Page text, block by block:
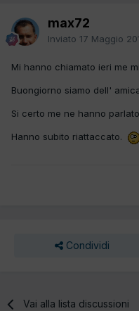
max72
Inviato 17 Maggio
Mi hanno chiamato ieri me
Buongiorno siamo dell'
Si certo me ne hanno
Hanno subito riattaccato.
Condividi
Vai alla lista discussioni